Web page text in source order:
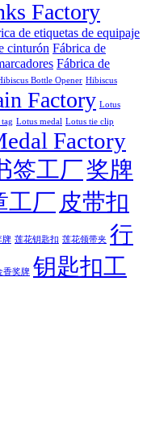
Factory
de etiquetas de equipaje
cinturón Fábrica de
Fábrica de
Bottle Opener Hibiscus
Factory Lotus
Lotus medal Lotus tie clip
Factory
签工厂奖牌
工厂 皮带扣
牌 莲花钥匙扣 莲花领带夹 行
香奖牌 钥匙扣工